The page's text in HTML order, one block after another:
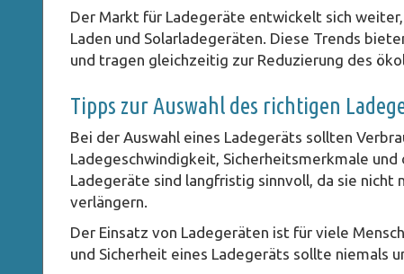
Der Markt für Ladegeräte entwickelt sich
Laden und Solarladegeräten. Diese Trends
und tragen gleichzeitig zur Reduzierung des
Tipps zur Auswahl des richtigen
Bei der Auswahl eines Ladegeräts sollten
Ladegeschwindigkeit, Sicherheitsmerkmale
Ladegeräte sind langfristig sinnvoll, da sie nicht
verlängern.
Der Einsatz von Ladegeräten ist für viele
und Sicherheit eines Ladegeräts sollte niemals